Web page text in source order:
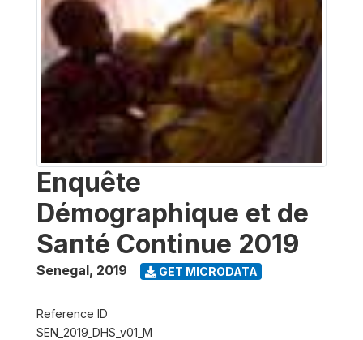
Enquête
Démographique et de
Santé Continue 2019
Senegal, 2019 GET MICRODATA
Reference ID
SEN_2019_DHS_v01_M